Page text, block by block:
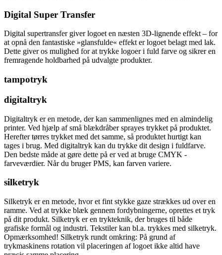
Digital Super Transfer
Digital supertransfer giver logoet en næsten 3D-lignende effekt – for
at opnå den fantastiske »glansfulde« effekt er logoet belagt med lak.
Dette giver os mulighed for at trykke logoer i fuld farve og sikrer en
fremragende holdbarhed på udvalgte produkter.
tampotryk
digitaltryk
Digitaltryk er en metode, der kan sammenlignes med en almindelig
printer. Ved hjælp af små blækdråber sprayes trykket på produktet.
Herefter tørres trykket med det samme, så produktet hurtigt kan
tages i brug. Med digitaltryk kan du trykke dit design i fuldfarve.
Den bedste måde at gøre dette på er ved at bruge CMYK -
farveværdier. Når du bruger PMS, kan farven variere.
silketryk
Silketryk er en metode, hvor et fint stykke gaze strækkes ud over en
ramme. Ved at trykke blæk gennem fordybningerne, oprettes et tryk
på dit produkt. Silketryk er en trykteknik, der bruges til både
grafiske formål og industri. Tekstiler kan bl.a. trykkes med silketryk.
Opmærksomhed! Silketryk rundt omkring: På grund af
trykmaskinens rotation vil placeringen af logoet ikke altid have